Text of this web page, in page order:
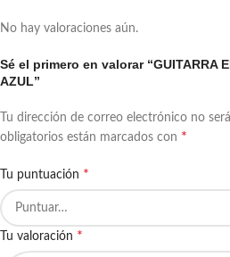
No hay valoraciones aún.
Sé el primero en valorar “GUITARRA
AZUL”
Tu dirección de correo electrónico no
obligatorios están marcados con *
Tu puntuación *
Tu valoración *